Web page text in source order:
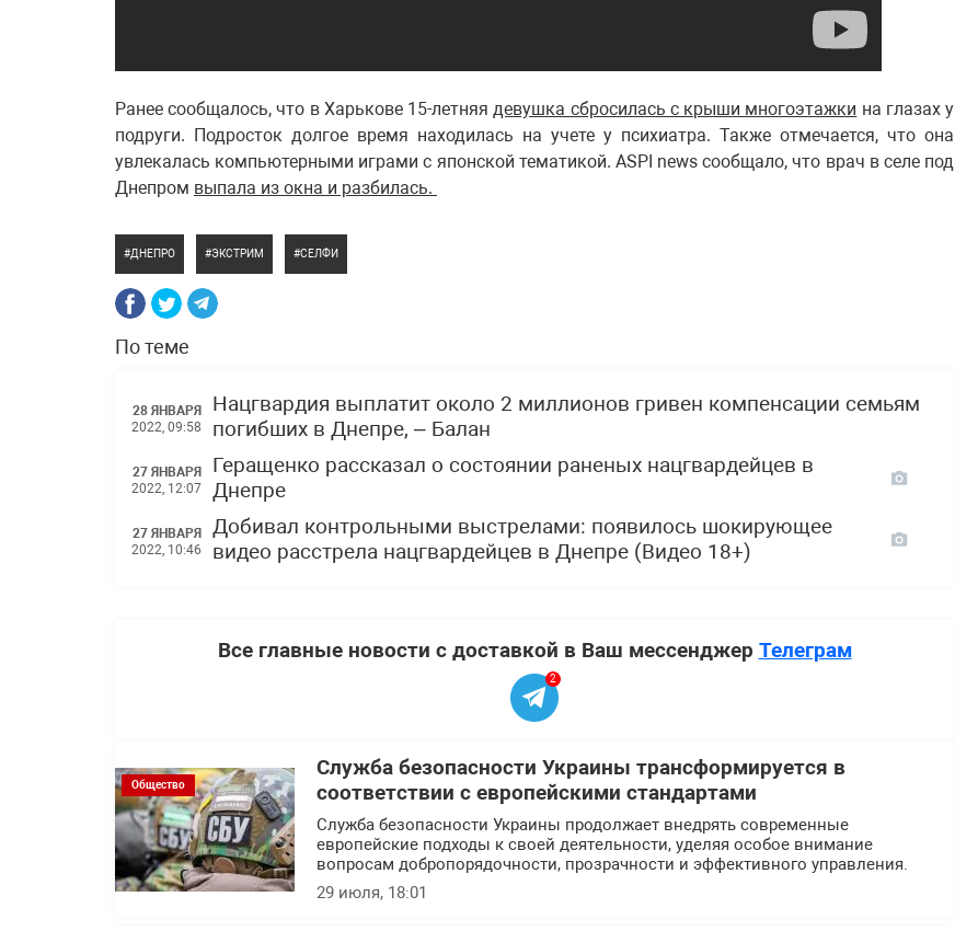
Ранее сообщалось, что в Харькове 15-летняядевушка сбросилась с крыши многоэтажки на глазах у
подруги. Подросток долгое время находилась на учете у психиатра. Также отмечается, что она
увлекалась компьютерными играми с японской тематикой. ASPI news сообщало, что врач в селе под
Днепром выпала из окна и разбилась.
ДНЕПРО ЭКСТРИМ СЕЛФИ
По теме
28 ЯНВАРЯ
2022, 09:58
Нацгвардия выплатит около 2 миллионов гривен компенсации семьям
погибших в Днепре, – Балан
27 ЯНВАРЯ
2022, 12:07
Геращенко рассказал о состоянии раненых нацгвардейцев в
Днепре
27 ЯНВАРЯ
2022, 10:46
Добивал контрольными выстрелами: появилось шокирующее
видео расстрела нацгвардейцев в Днепре (Видео 18+)
Все главные новости с доставкой в Ваш мессенджер Телеграм
2
Общество
Служба безопасности Украины трансформируется в
соответствии с европейскими стандартами
Служба безопасности Украины продолжает внедрять современные
европейские подходы к своей деятельности, уделяя особое внимание
вопросам добропорядочности, прозрачности и эффективного управления.
29 июля, 18:01